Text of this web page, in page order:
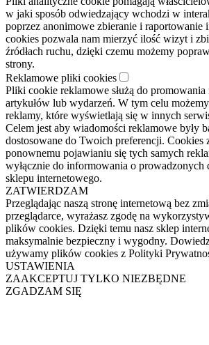
w jaki sposób odwiedzający wchodzi w
poprzez anonimowe zbieranie i raportowanie
cookies pozwala nam mierzyć ilość wizyt i
źródłach ruchu, dzięki czemu możemy
strony.
Reklamowe pliki cookies
Pliki cookie reklamowe służą do promowania
artykułów lub wydarzeń. W tym celu
reklamy, które wyświetlają się w innych
Celem jest aby wiadomości reklamowe były
dostosowane do Twoich preferencji. Cookies
ponownemu pojawianiu się tych samych
wyłącznie do informowania o prowadzonych
sklepu internetowego.
ZATWIERDZAM
Przeglądając naszą stronę internetową bez
przeglądarce, wyrażasz zgodę na
plików cookies. Dzięki temu nasz sklep
maksymalnie bezpieczny i wygodny.
używamy plików cookies z Polityki
USTAWIENIA
ZAAKCEPTUJ TYLKO NIEZBĘDNE
ZGADZAM SIĘ